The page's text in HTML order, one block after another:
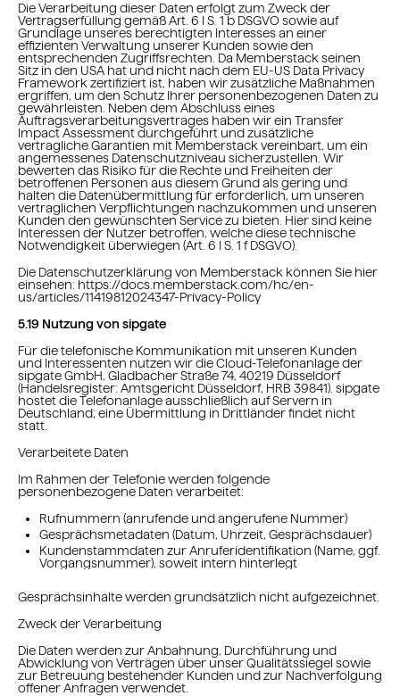
Die Verarbeitung dieser Daten erfolgt zum Zweck der
Vertragserfüllung gemäß Art. 6 I S. 1 b DSGVO sowie auf
Grundlage unseres berechtigten Interesses an einer
effizienten Verwaltung unserer Kunden sowie den
entsprechenden Zugriffsrechten. Da Memberstack seinen
Sitz in den USA hat und nicht nach dem EU-US Data Privacy
Framework zertifiziert ist, haben wir zusätzliche Maßnahmen
ergriffen, um den Schutz Ihrer personenbezogenen Daten zu
gewährleisten. Neben dem Abschluss eines
Auftragsverarbeitungsvertrages haben wir ein Transfer
Impact Assessment durchgeführt und zusätzliche
vertragliche Garantien mit Memberstack vereinbart, um ein
angemessenes Datenschutzniveau sicherzustellen. Wir
bewerten das Risiko für die Rechte und Freiheiten der
betroffenen Personen aus diesem Grund als gering und
halten die Datenübermittlung für erforderlich, um unseren
vertraglichen Verpflichtungen nachzukommen und unseren
Kunden den gewünschten Service zu bieten. Hier sind keine
Interessen der Nutzer betroffen, welche diese technische
Notwendigkeit überwiegen (Art. 6 I S. 1 f DSGVO).
Die Datenschutzerklärung von Memberstack können Sie hier
einsehen: https://docs.memberstack.com/hc/en-
us/articles/11419812024347-Privacy-Policy
5.19 Nutzung von sipgate
Für die telefonische Kommunikation mit unseren Kunden
und Interessenten nutzen wir die Cloud-Telefonanlage der
sipgate GmbH, Gladbacher Straße 74, 40219 Düsseldorf
(Handelsregister: Amtsgericht Düsseldorf, HRB 39841). sipgate
hostet die Telefonanlage ausschließlich auf Servern in
Deutschland; eine Übermittlung in Drittländer findet nicht
statt.
Verarbeitete Daten
Im Rahmen der Telefonie werden folgende
personenbezogene Daten verarbeitet:
Rufnummern (anrufende und angerufene Nummer)
Gesprächsmetadaten (Datum, Uhrzeit, Gesprächsdauer)
Kundenstammdaten zur Anruferidentifikation (Name, ggf.
Vorgangsnummer), soweit intern hinterlegt
Gesprächsinhalte werden grundsätzlich nicht aufgezeichnet.
Zweck der Verarbeitung
Die Daten werden zur Anbahnung, Durchführung und
Abwicklung von Verträgen über unser Qualitätssiegel sowie
zur Betreuung bestehender Kunden und zur Nachverfolgung
offener Anfragen verwendet.